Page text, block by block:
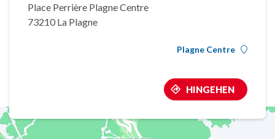
Place Perrière Plagne Centre
73210 La Plagne
Plagne Centre
HINGEHEN